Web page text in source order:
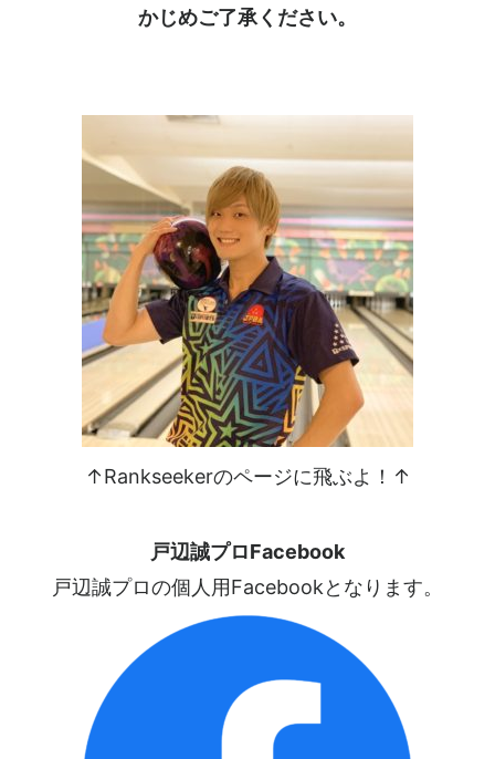
かじめご了承ください。
↑Rankseekerのページに飛ぶよ！↑
戸辺誠プロFacebook
戸辺誠プロの個人用Facebookとなります。